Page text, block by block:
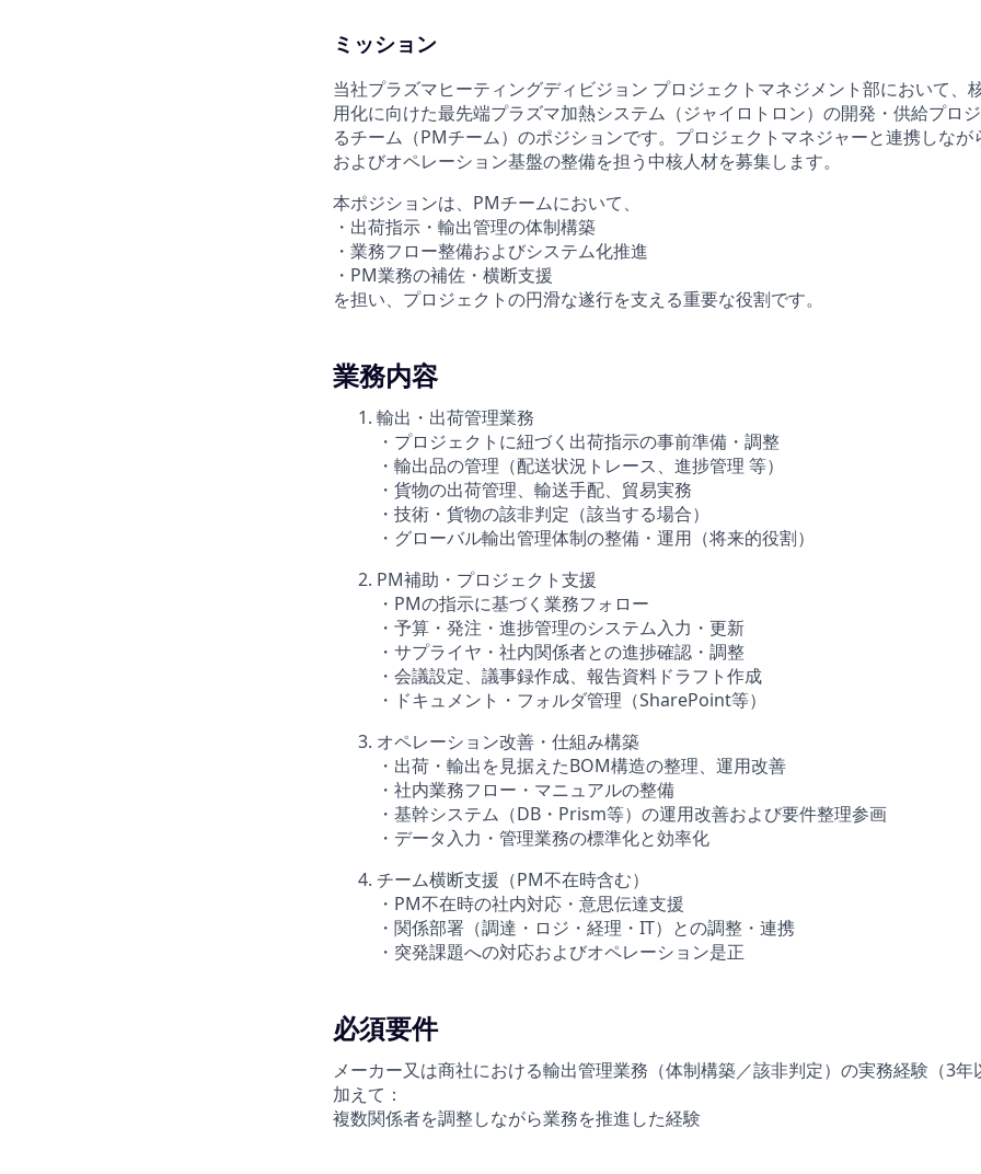
ミッション
当社プラズマヒーティングディビジョン プロジェクトマネジメント部において、
用化に向けた最先端プラズマ加熱システム（ジャイロトロン）の開発・供給プロ
るチーム（PMチーム）のポジションです。プロジェクトマネジャーと連携しな
およびオペレーション基盤の整備を担う中核人材を募集します。
本ポジションは、PMチームにおいて、
・出荷指示・輸出管理の体制構築
・業務フロー整備およびシステム化推進
・PM業務の補佐・横断支援
を担い、プロジェクトの円滑な遂行を支える重要な役割です。
業務内容
輸出・出荷管理業務
・プロジェクトに紐づく出荷指示の事前準備・調整
・輸出品の管理（配送状況トレース、進捗管理 等）
・貨物の出荷管理、輸送手配、貿易実務
・技術・貨物の該非判定（該当する場合）
・グローバル輸出管理体制の整備・運用（将来的役割）
PM補助・プロジェクト支援
・PMの指示に基づく業務フォロー
・予算・発注・進捗管理のシステム入力・更新
・サプライヤ・社内関係者との進捗確認・調整
・会議設定、議事録作成、報告資料ドラフト作成
・ドキュメント・フォルダ管理（SharePoint等）
オペレーション改善・仕組み構築
・出荷・輸出を見据えたBOM構造の整理、運用改善
・社内業務フロー・マニュアルの整備
・基幹システム（DB・Prism等）の運用改善および要件整理参画
・データ入力・管理業務の標準化と効率化
チーム横断支援（PM不在時含む）
・PM不在時の社内対応・意思伝達支援
・関係部署（調達・ロジ・経理・IT）との調整・連携
・突発課題への対応およびオペレーション是正
必須要件
メーカー又は商社における輸出管理業務（体制構築／該非判定）の実務経験（3年
加えて：
複数関係者を調整しながら業務を推進した経験